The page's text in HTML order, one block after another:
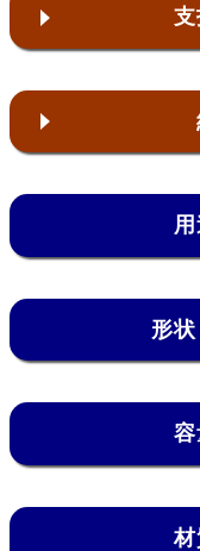
形